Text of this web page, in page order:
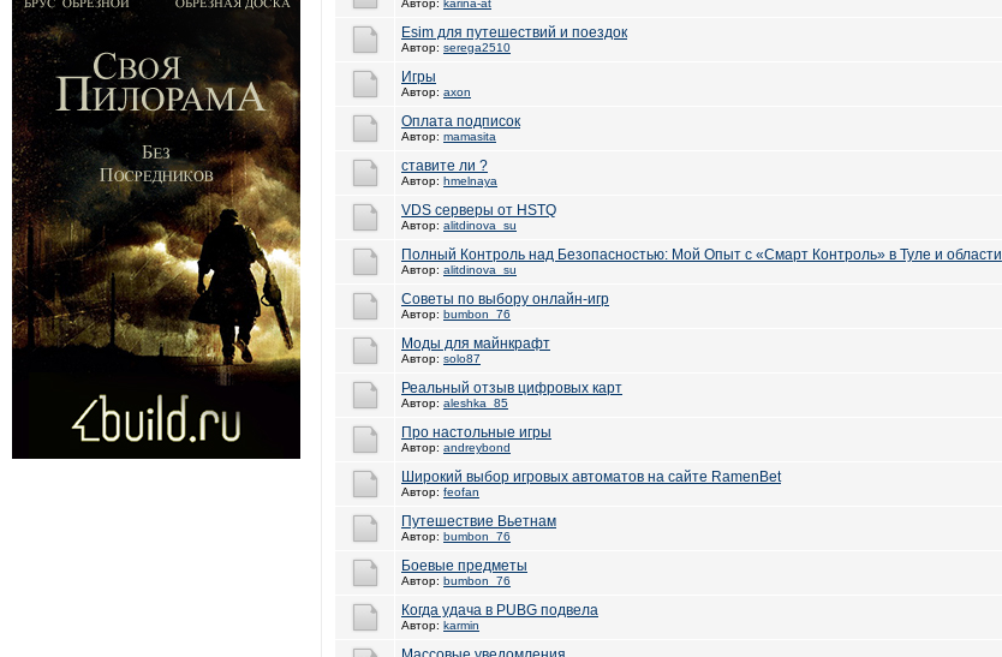
Автор: karina-at
Esim для путешествий и поездок
Автор: serega2510
Игры
Автор: axon
Оплата подписок
Автор: mamasita
ставите ли ?
Автор: hmelnaya
VDS серверы от HSTQ
Автор: alitdinova_su
Полный Контроль над Безопасностью: Мой Опыт с «Смарт Контроль» в Туле и области
Автор: alitdinova_su
Советы по выбору онлайн-игр
Автор: bumbon_76
Моды для майнкрафт
Автор: solo87
Реальный отзыв цифровых карт
Автор: aleshka_85
Про настольные игры
Автор: andreybond
Широкий выбор игровых автоматов на сайте RamenBet
Автор: feofan
Путешествие Вьетнам
Автор: bumbon_76
Боевые предметы
Автор: bumbon_76
Когда удача в PUBG подвела
Автор: karmin